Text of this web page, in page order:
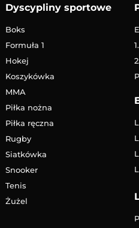
Dyscypliny sportowe
Boks
Formuła 1
Hokej
Koszykówka
MMA
Piłka nożna
Piłka ręczna
Rugby
Siatkówka
Snooker
Tenis
Żużel